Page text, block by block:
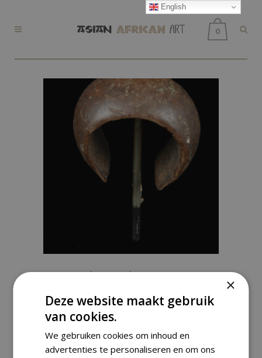
0
African Art,African currency
ANKLET / CURRENCY – BRONZE –
MONGO – EKONDA – CONGO DRC
€
English
×
Deze website maakt gebruik
van cookies.
We gebruiken cookies om inhoud en
advertenties te personaliseren en om ons